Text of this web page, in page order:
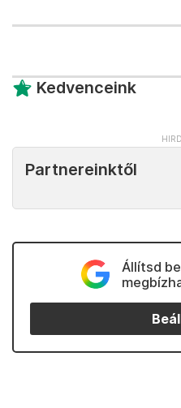
Kedvenceink
Partnereinktől
Állítsd